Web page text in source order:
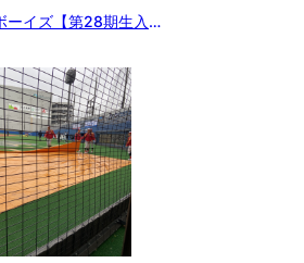
ーイズ【第28期生入団